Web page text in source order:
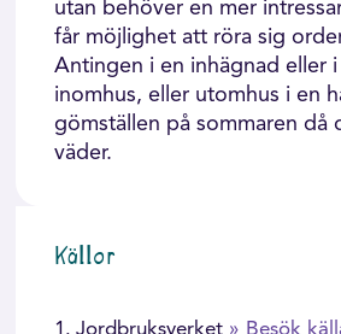
utan behöver en mer
får möjlighet att röra sig
Antingen i en inhägnad eller
inomhus, eller utomhus i en
gömställen på sommaren då
väder.
Källor
1. Jordbruksverket » Besök